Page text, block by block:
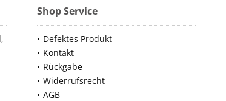
Shop Service
Defektes Produkt
Kontakt
Rückgabe
Widerrufsrecht
AGB